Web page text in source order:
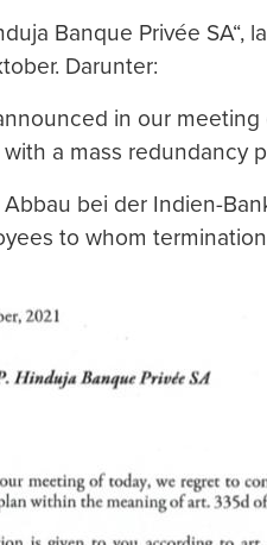
drucken
Banque Privée SA“,
Darunter:
in our
a mass redundancy
bei der Indien-
to whom